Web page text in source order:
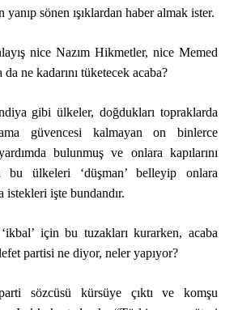
yanıp sönen ışıklardan haber almak ister.
nice Nazım Hikmetler, nice Memed
ne kadarını tüketecek acaba?
gibi ülkeler, doğdukları topraklarda
güvencesi kalmayan on binlerce
bulunmuş ve onlara kapılarını
bu ülkeleri ‘düşman’ belleyip onlara
istekleri işte bundandır.
için bu tuzakları kurarken, acaba
partisi ne diyor, neler yapıyor?
sözcüsü kürsüye çıktı ve komşu